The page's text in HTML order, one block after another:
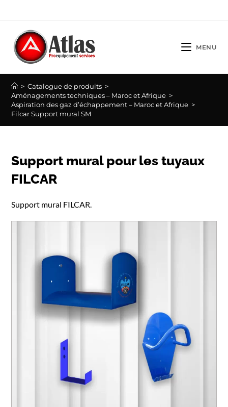
content
MENU
> Catalogue de produits >
Aménagements techniques – Maroc et Afrique >
Aspiration des gaz d’échappement – Maroc et Afrique >
Filcar Support mural SM
Support mural pour les tuyaux
FILCAR
Support mural FILCAR.